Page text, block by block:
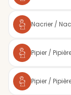
Nacrier /
Pipier /
Pipier /